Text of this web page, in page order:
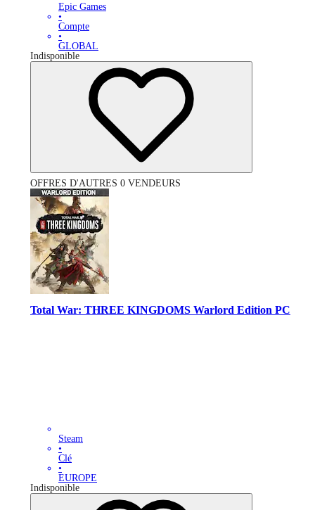
Epic Games
•
Compte
•
GLOBAL
Indisponible
OFFRES D'AUTRES 0 VENDEURS
Total War: THREE KINGDOMS Warlord Edition PC
Steam
•
Clé
•
EUROPE
Indisponible